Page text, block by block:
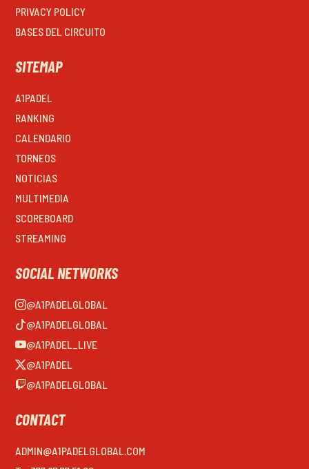
PRIVACY POLICY
BASES DEL CIRCUITO
SITEMAP
A1PADEL
RANKING
CALENDARIO
TORNEOS
NOTICIAS
MULTIMEDIA
SCOREBOARD
STREAMING
SOCIAL NETWORKS
@A1PADELGLOBAL
@A1PADELGLOBAL
@A1PADEL_LIVE
@A1PADEL
@A1PADELGLOBAL
CONTACT
ADMIN@A1PADELGLOBAL.COM